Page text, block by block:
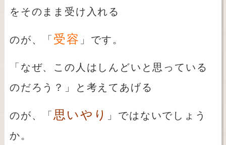
をそのまま受け入れる
のが、「 受容 」です。
「なぜ、この人はしんどいと思っている
のだろう？」と考えてあげる
のが、「 思いやり
」ではないでしょう
か。